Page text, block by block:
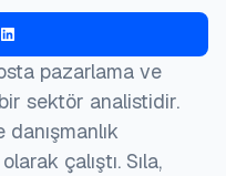
pazarlama ve
sektör analistidir.
çalıştı. Sıla,